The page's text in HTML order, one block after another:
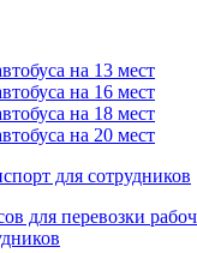
на 13 мест
на 16 мест
на 18 мест
на 20 мест
для сотрудников
для перевозки